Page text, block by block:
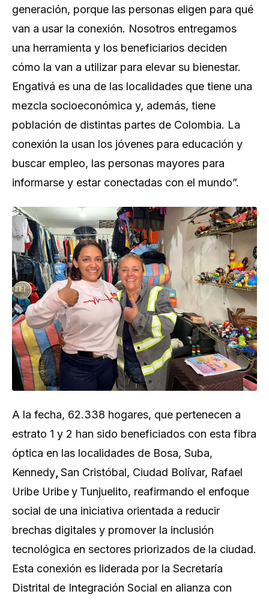
generación, porque las personas eligen para qué
van a usar la conexión. Nosotros entregamos
una herramienta y los beneficiarios deciden
cómo la van a utilizar para elevar su bienestar.
Engativá es una de las localidades que tiene una
mezcla socioeconómica y, además, tiene
población de distintas partes de Colombia. La
conexión la usan los jóvenes para educación y
buscar empleo, las personas mayores para
informarse y estar conectadas con el mundo”.
A la fecha, 62.338 hogares, que pertenecen a
estrato 1 y 2 han sido beneficiados con esta fibra
óptica en las localidades de Bosa, Suba,
Kennedy San Cristóbal, Ciudad Bolívar, Rafael
Uribe Uribey Tunjuelito, reafirmando el enfoque
social de una iniciativa orientada a reducir
brechas digitales y promover la inclusión
tecnológica en sectores priorizados de la ciudad.
Esta conexión es liderada por la Secretaría
Distrital de Integración Social en alianza con